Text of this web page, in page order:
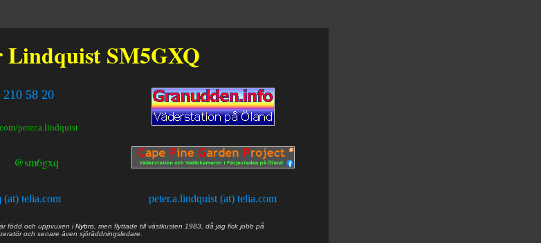
Lindquist SM5GXQ
210 58 20
peter.a.lindquist
@sm6gxq
(at) telia.com peter.a.lindquist (at) telia.com
är född och uppvuxen iNybro , men flyttade till västkusten 1983, då jag fick jobb på
och senare även sjöräddningsledare.